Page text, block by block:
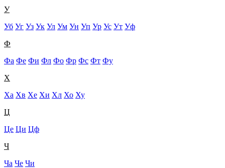
У
Уб Уг Уз Ук Ул Ум Ун Уп Ур Ус Ут Уф
Ф
Фа Фе Фи Фл Фо Фр Фс Фт Фу
Х
Ха Хв Хе Хи Хл Хо Ху
Ц
Це Ци Цф
Ч
Ча Че Чи